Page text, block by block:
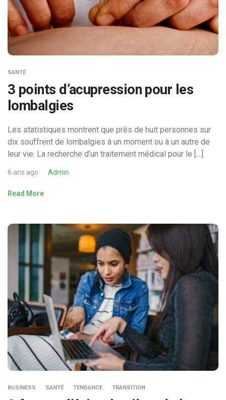
SANTÉ
3 points d’acupression pour les
lombalgies
Les statistiques montrent que près de huit personnes sur
dix souffrent de lombalgies à un moment ou à un autre de
leur vie. La recherche d’un traitement médical pour le […]
6 ans ago Admin
Read More
BUSINESS SANTÉ TENDANCE TRANSITION